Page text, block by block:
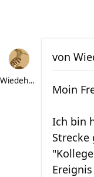
Wiedehopf
von
Moin
Ich bin
Strecke